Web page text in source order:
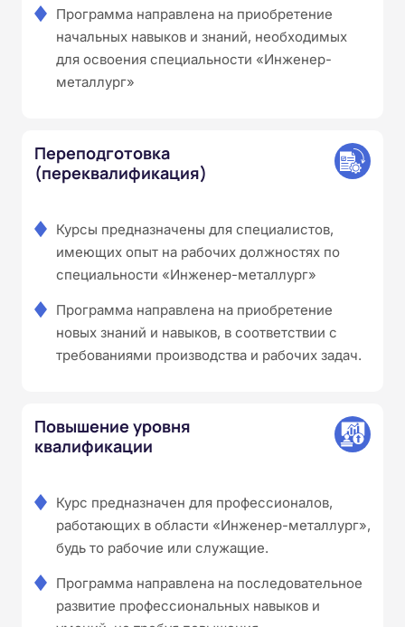
Программа направлена на приобретение
начальных навыков и знаний, необходимых
для освоения специальности «Инженер-
металлург»
Переподготовка
(переквалификация)
Курсы предназначены для специалистов,
имеющих опыт на рабочих должностях по
специальности «Инженер-металлург»
Программа направлена на приобретение
новых знаний и навыков, в соответствии с
требованиями производства и рабочих задач.
Повышение уровня
квалификации
Курс предназначен для профессионалов,
работающих в области «Инженер-металлург»,
будь то рабочие или служащие.
Программа направлена на последовательное
развитие профессиональных навыков и